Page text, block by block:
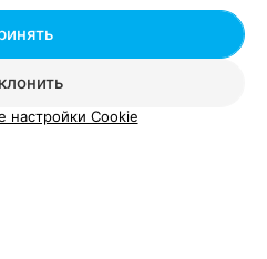
компанию
настройки Cookie